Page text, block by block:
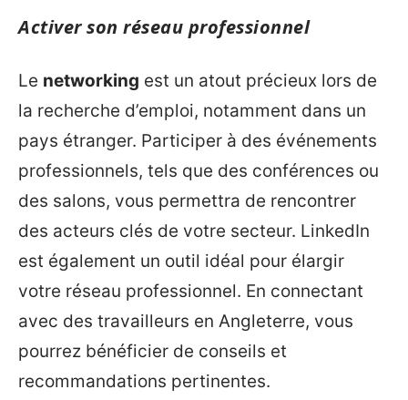
Activer son réseau professionnel
Le networking est un atout précieux lors de
la recherche d’emploi, notamment dans un
pays étranger. Participer à des événements
professionnels, tels que des conférences ou
des salons, vous permettra de rencontrer
des acteurs clés de votre secteur. LinkedIn
est également un outil idéal pour élargir
votre réseau professionnel. En connectant
avec des travailleurs en Angleterre, vous
pourrez bénéficier de conseils et
recommandations pertinentes.